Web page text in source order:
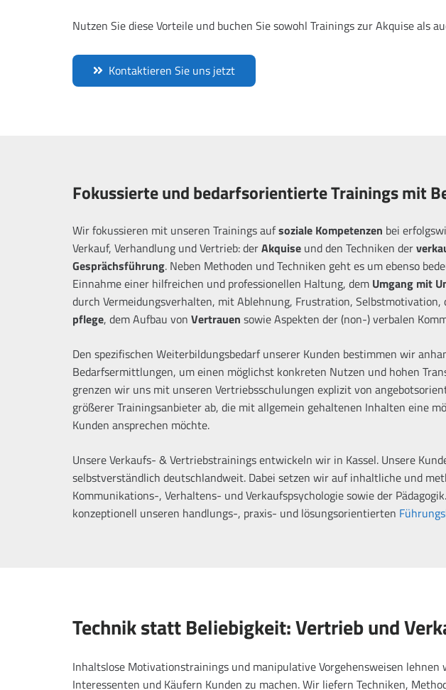
Nutzen Sie diese Vorteile und buchen Sie sowohl Trainings zur Akquise als
Kontaktieren Sie uns jetzt
Fokussierte und bedarfsorientierte Trainings mit
Wir fokussieren mit unseren Trainings aufsoziale Kompetenzen bei
Verkauf, Verhandlung und Vertrieb: derAkquise und den Techniken der
Gesprächsführung. Neben Methoden und Techniken geht es um ebenso
Einnahme einer hilfreichen und professionellen Haltung, dem Umgang mit
durch Vermeidungsverhalten, mit Ablehnung, Frustration, Selbstmotivation,
pflege, dem Aufbau von Vertrauen sowie Aspekten der (non-) verbalen
Den spezifischen Weiterbildungsbedarf unserer Kunden bestimmen wir
Bedarfsermittlungen, um einen möglichst konkreten Nutzen und hohen
grenzen wir uns mit unseren Vertriebsschulungen explizit von
größerer Trainingsanbieter ab, die mit allgemein gehaltenen Inhalten eine
Kunden ansprechen möchte.
Unsere Verkaufs- & Vertriebstrainings entwickeln wir in Kassel. Unsere
selbstverständlich deutschlandweit. Dabei setzen wir auf inhaltliche und
Kommunikations-, Verhaltens- und Verkaufspsychologie sowie der
konzeptionell unseren handlungs-, praxis- und lösungsorientierten
Technik statt Beliebigkeit: Vertrieb und
Inhaltslose Motivationstrainings und manipulative Vorgehensweisen lehnen
Interessenten und Käufern Kunden zu machen. Wir liefern Techniken,